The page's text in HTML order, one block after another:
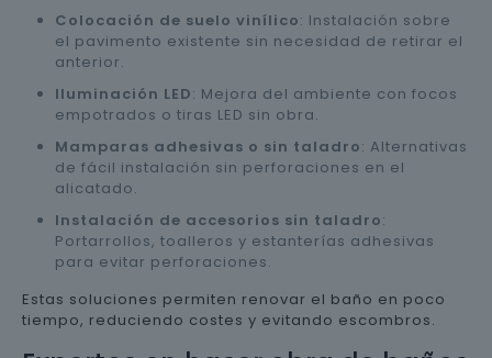
Colocación de suelo vinílico: Instalación sobre
el pavimento existente sin necesidad de retirar el
anterior.
Iluminación LED: Mejora del ambiente con focos
empotrados o tiras LED sin obra.
Mamparas adhesivas o sin taladro: Alternativas
de fácil instalación sin perforaciones en el
alicatado.
Instalación de accesorios sin taladro:
Portarrollos, toalleros y estanterías adhesivas
para evitar perforaciones.
Estas soluciones permiten renovar el baño en poco
tiempo, reduciendo costes y evitando escombros.